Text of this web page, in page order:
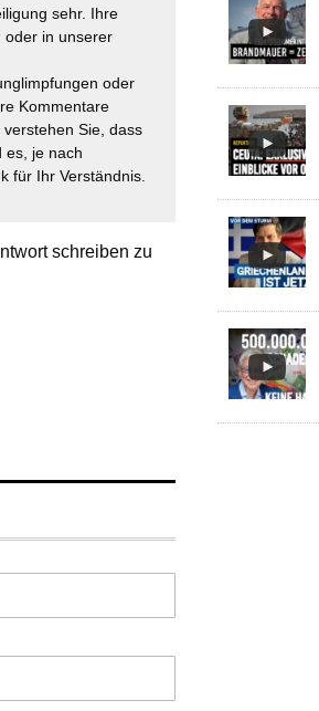
sehr. Ihre
oder in unserer
oder
Kommentare
Sie, dass
es, je nach
für Ihr Verständnis.
schreiben zu